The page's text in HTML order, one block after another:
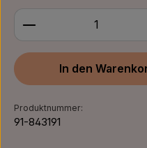
Produkt Anzahl: Gib
In den
Produktnummer:
91-843191